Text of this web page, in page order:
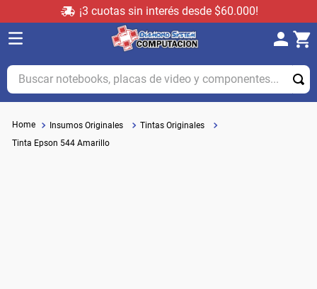
¡3 cuotas sin interés desde $60.000!
Buscar notebooks, placas de video y componentes...
Insumos Originales
Tintas Originales
Tinta Epson 544 Amarillo